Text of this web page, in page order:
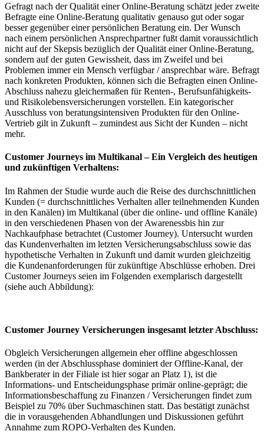
Gefragt nach der Qualität einer Online-Beratung schätzt jeder zweite
Befragte eine Online-Beratung qualitativ genauso gut oder sogar
besser gegenüber einer persönlichen Beratung ein. Der Wunsch
nach einem persönlichen Ansprechpartner fußt damit voraussichtlich
nicht auf der Skepsis bezüglich der Qualität einer Online-Beratung,
sondern auf der guten Gewissheit, dass im Zweifel und bei
Problemen immer ein Mensch verfügbar / ansprechbar wäre. Befragt
nach konkreten Produkten, können sich die Befragten einen Online-
Abschluss nahezu gleichermaßen für Renten-, Berufsunfähigkeits-
und Risikolebensversicherungen vorstellen. Ein kategorischer
Ausschluss von beratungsintensiven Produkten für den Online-
Vertrieb gilt in Zukunft – zumindest aus Sicht der Kunden – nicht
mehr.
Customer Journeys im Multikanal – Ein Vergleich des heutigen
und zukünftigen Verhaltens:
Im Rahmen der Studie wurde auch die Reise des durchschnittlichen
Kunden (= durchschnittliches Verhalten aller teilnehmenden Kunden
in den Kanälen) im Multikanal (über die online- und offline Kanäle)
in den verschiedenen Phasen von der Awarenessbis hin zur
Nachkaufphase betrachtet (Customer Journey). Untersucht wurden
das Kundenverhalten im letzten Versicherungsabschluss sowie das
hypothetische Verhalten in Zukunft und damit wurden gleichzeitig
die Kundenanforderungen für zukünftige Abschlüsse erhoben. Drei
Customer Journeys seien im Folgenden exemplarisch dargestellt
(siehe auch Abbildung):
Customer Journey Versicherungen insgesamt letzter Abschluss:
Obgleich Versicherungen allgemein eher offline abgeschlossen
werden (in der Abschlussphase dominiert der Offline-Kanal, der
Bankberater in der Filiale ist hier sogar an Platz 1), ist die
Informations- und Entscheidungsphase primär online-geprägt; die
Informationsbeschaffung zu Finanzen / Versicherungen findet zum
Beispiel zu 70% über Suchmaschinen statt. Das bestätigt zunächst
die in vorausgehenden Abhandlungen und Diskussionen geführt
Annahme zum ROPO-Verhalten des Kunden.